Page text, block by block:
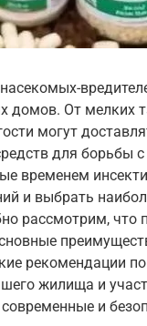
домов. От мелких
могут
для борьбы
временем
и выбрать
рассмотрим, что
рекомендации
жилища и
современные и